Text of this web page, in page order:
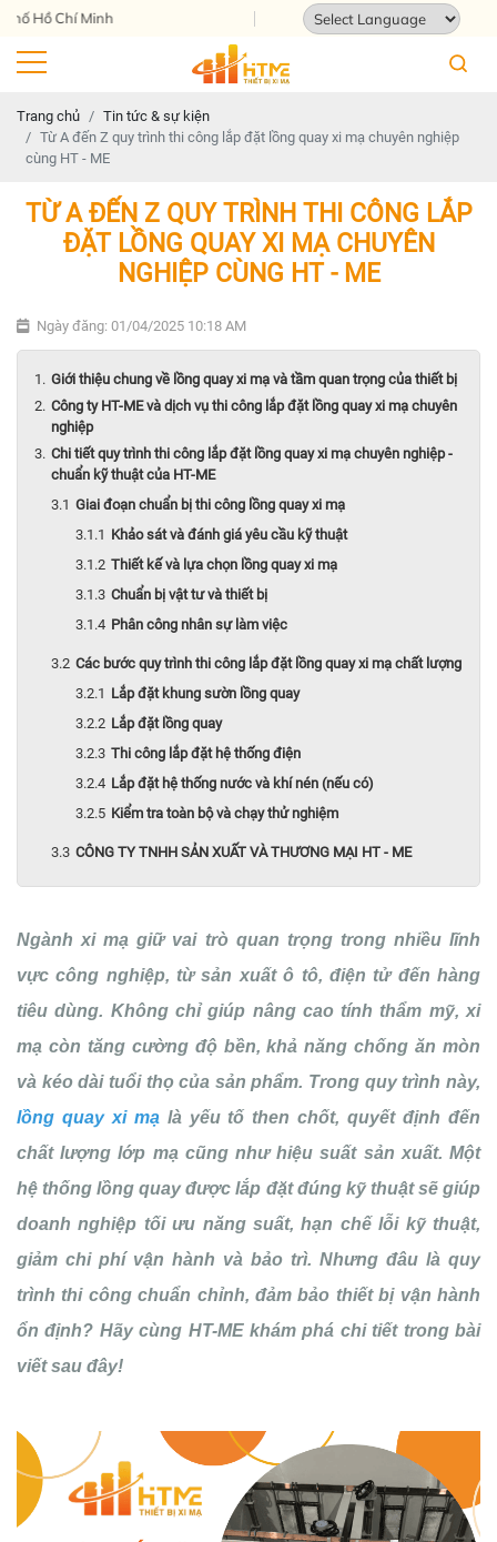
Địa chỉ: 124 Tam Châu, Tam Bình,
Trang chủ
Tin tức & sự kiện
Từ A đến Z quy trình thi công lắp đặt lồng quay xi mạ chuyên nghiệp
cùng HT - ME
TỪ A ĐẾN Z QUY TRÌNH THI CÔNG LẮP
ĐẶT LỒNG QUAY XI MẠ CHUYÊN
NGHIỆP CÙNG HT - ME
Ngày đăng: 01/04/2025 10:18 AM
Giới thiệu chung về lồng quay xi mạ và tầm quan trọng của thiết bị
Công ty HT-ME và dịch vụ thi công lắp đặt lồng quay xi mạ chuyên
nghiệp
Chi tiết quy trình thi công lắp đặt lồng quay xi mạ chuyên nghiệp -
chuẩn kỹ thuật của HT-ME
Giai đoạn chuẩn bị thi công lồng quay xi mạ
Khảo sát và đánh giá yêu cầu kỹ thuật
Thiết kế và lựa chọn lồng quay xi mạ
Chuẩn bị vật tư và thiết bị
Phân công nhân sự làm việc
Các bước quy trình thi công lắp đặt lồng quay xi mạ chất lượng
Lắp đặt khung sườn lồng quay
Lắp đặt lồng quay
Thi công lắp đặt hệ thống điện
Lắp đặt hệ thống nước và khí nén (nếu có)
Kiểm tra toàn bộ và chạy thử nghiệm
CÔNG TY TNHH SẢN XUẤT VÀ THƯƠNG MẠI HT - ME
Ngành xi mạ giữ vai trò quan trọng trong nhiều lĩnh
vực công nghiệp, từ sản xuất ô tô, điện tử đến hàng
tiêu dùng. Không chỉ giúp nâng cao tính thẩm mỹ, xi
mạ còn tăng cường độ bền, khả năng chống ăn mòn
và kéo dài tuổi thọ của sản phẩm. Trong quy trình này,
lồng quay xi mạlà yếu tố then chốt, quyết định đến
chất lượng lớp mạ cũng như hiệu suất sản xuất. Một
hệ thống lồng quay được lắp đặt đúng kỹ thuật sẽ giúp
doanh nghiệp tối ưu năng suất, hạn chế lỗi kỹ thuật,
giảm chi phí vận hành và bảo trì. Nhưng đâu là quy
trình thi công chuẩn chỉnh, đảm bảo thiết bị vận hành
ổn định? Hãy cùng HT-ME khám phá chi tiết trong bài
viết sau đây!